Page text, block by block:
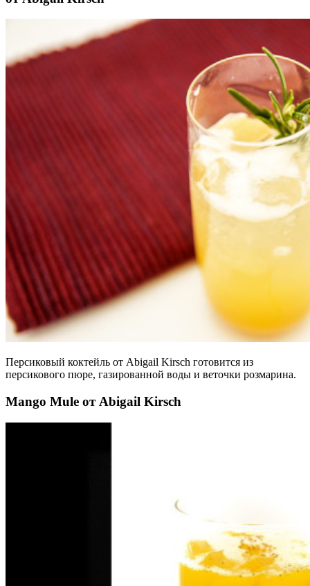
Персиковый коктейль от Abigail Kirsch готовится из
персикового пюре, газированной воды и веточки розмарина.
Mango Mule от Abigail Kirsch